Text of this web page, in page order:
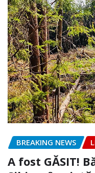
BREAKING NEWS
A fost GĂSIT!